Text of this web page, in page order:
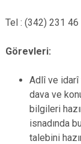
Tel : (342) 231
Görevleri:
Adlî ve
dava ve
bilgileri
isnadında
talebini